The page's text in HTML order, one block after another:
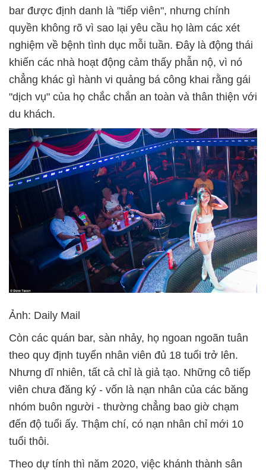
bar được định danh là "tiếp viên", nhưng chính
quyền không rõ vì sao lại yêu cầu họ làm các xét
nghiệm về bệnh tình dục mỗi tuần. Đây là động thái
khiến các nhà hoạt động cảm thấy phẫn nộ, vì nó
chẳng khác gì hành vi quảng bá công khai rằng gái
"dịch vụ" của họ chắc chắn an toàn và thân thiện với
du khách.
Ảnh: Daily Mail
Còn các quán bar, sàn nhảy, họ ngoan ngoãn tuân
theo quy định tuyển nhân viên đủ 18 tuổi trở lên.
Nhưng dĩ nhiên, tất cả chỉ là giả tạo. Những cô tiếp
viên chưa đăng ký - vốn là nạn nhân của các băng
nhóm buôn người - thường chẳng bao giờ chạm
đến độ tuổi ấy. Thậm chí, có nạn nhân chỉ mới 10
tuổi thôi.
Theo dự tính thì năm 2020, việc khánh thành sân